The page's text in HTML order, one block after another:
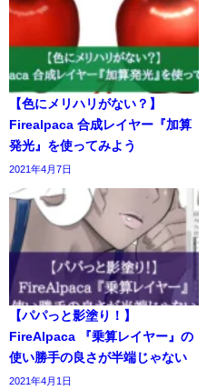
【色にメリハリがない？】
Firealpaca 合成レイヤー『加算
発光』を使ってみよう
2021年4月7日
【パパっと影塗り！】
FireAlpaca 『乗算レイヤー』の
使い勝手の良さが半端じゃない
2021年4月1日